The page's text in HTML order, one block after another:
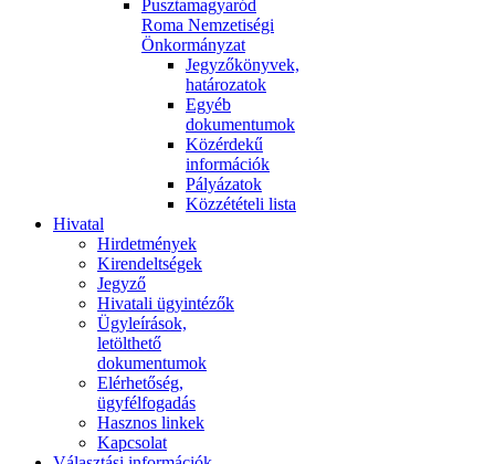
Pusztamagyaród
Roma Nemzetiségi
Önkormányzat
Jegyzőkönyvek,
határozatok
Egyéb
dokumentumok
Közérdekű
információk
Pályázatok
Közzétételi lista
Hivatal
Hirdetmények
Kirendeltségek
Jegyző
Hivatali ügyintézők
Ügyleírások,
letölthető
dokumentumok
Elérhetőség,
ügyfélfogadás
Hasznos linkek
Kapcsolat